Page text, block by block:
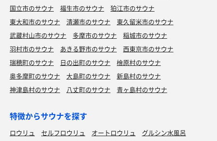
国立市のサウナ
福生市のサウナ
狛江市のサウナ
東大和市のサウナ
清瀬市のサウナ
東久留米市のサウナ
武蔵村山市のサウナ
多摩市のサウナ
稲城市のサウナ
羽村市のサウナ
あきる野市のサウナ
西東京市のサウナ
瑞穂町のサウナ
日の出町のサウナ
檜原村のサウナ
奥多摩町のサウナ
大島町のサウナ
新島村のサウナ
神津島村のサウナ
八丈町のサウナ 青ヶ島村のサウナ
特徴からサウナを探す
ロウリュ セルフロウリュ オートロウリュ
グルシン水風呂